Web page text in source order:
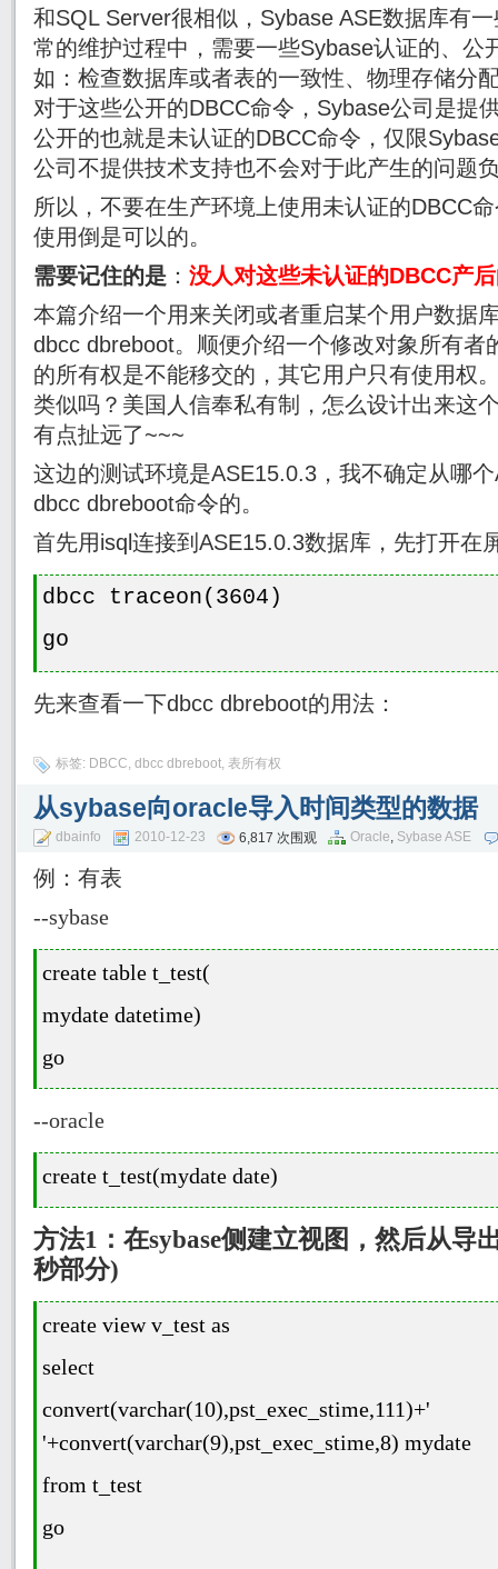
和SQL Server很相似， Sybase ASE数据库有
常的维护过程中，需要一些Sybase认证的、公
如：检查数据库或者表的一致性、物理存储分
对于这些公开的DBCC命令， Sybase公司是提
公开的也就是未认证的DBCC命令，仅限
公司不提供技术支持也不会对于此产生的问题
所以，不要在生产环境上使用未认证的DBCC
使用倒是可以的。
需要记住的是 ： 没人对这些未认证的DBCC产
本篇介绍一个用来关闭或者重启某个用户数据
dbcc dbreboot。顺便介绍一个修改对象所有者
的所有权是不能移交的，其它用户只有使用权
类似吗？美国人信奉私有制，怎么设计出来这
有点扯远了~~~
这边的测试环境是ASE15.0.3 ，我不确定从哪个
dbcc dbreboot命令的。
首先用isql 连接到 ASE15.0.3数据库，先打开在
dbcc traceon(3604)
go
先来查看一下dbcc dbreboot的用法：
标签: DBCC, dbcc dbreboot, 表所有权
从sybase向oracle导入时间类型的数据
dbainfo 2010-12-23 6,817 次围观 Oracle, Sybase ASE
例：有表
--sybase
create table t_test(
mydate datetime)
go
--oracle
create t_test(mydate date)
方法1 ：在sybase侧建立视图，然后从导
秒部分)
create view v_test as
select
convert(varchar(10),pst_exec_stime,111)+'
'+convert(varchar(9),pst_exec_stime,8) mydate
from t_test
go